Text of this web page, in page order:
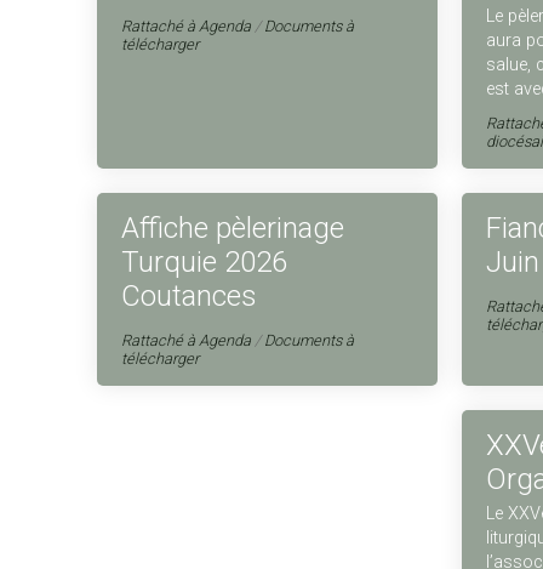
Rattaché à Agenda /Documents à
télécharger
Le
aura
salue,
est
Affiche pèlerinage
Turquie 2026
Coutances
Rattaché à Agenda /Documents à
télécharger
Le